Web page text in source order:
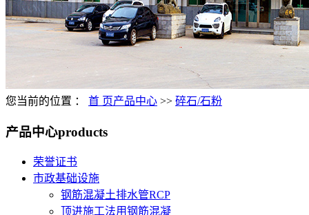
您当前的位置 ： 首 页产品中心 >> 碎石/石粉
产品中心products
荣誉证书
市政基础设施
钢筋混凝土排水管RCP
顶进施工法用钢筋混凝